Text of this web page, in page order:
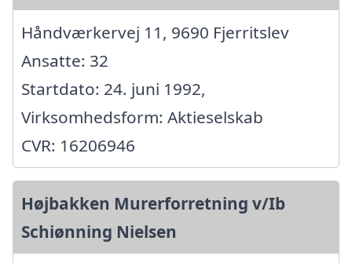
Håndværkervej 11, 9690 Fjerritslev
Ansatte: 32
Startdato: 24. juni 1992,
Virksomhedsform: Aktieselskab
CVR: 16206946
Højbakken Murerforretning v/Ib
Schiønning Nielsen